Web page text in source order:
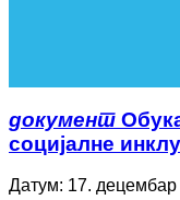
документ
социјалне
Датум: 17. децембар